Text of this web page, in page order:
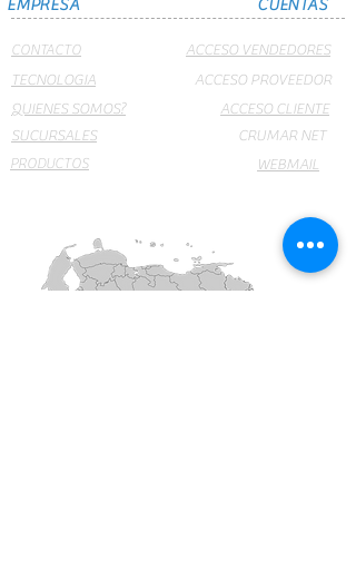
EMPRESA CUENTAS
CONTACTO
ACCESO VENDEDORES
TECNOLOGIA
QUIENES SOMOS?
SUCURSALES
PRODUCTOS
ACCESO PROVEEDOR
ACCESO CLIENTE
CRUMAR NET
WEBMAIL